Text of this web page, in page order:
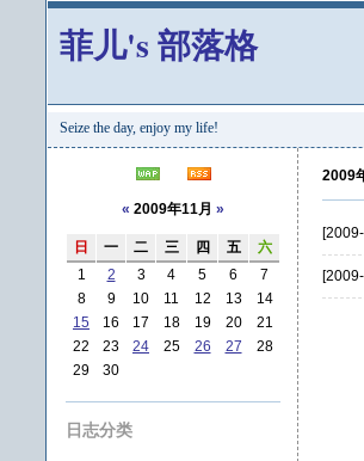
菲儿's 部落格
Seize the day, enjoy my life!
2009
« 2009年11月 »
日 一 二 三 四 五
六
1
2 3 4 5 6
7
8
9 10 11 12 13
14
15
16 17 18 19 20
21
22
23 24 25 26 27
28
29
30
日志分类